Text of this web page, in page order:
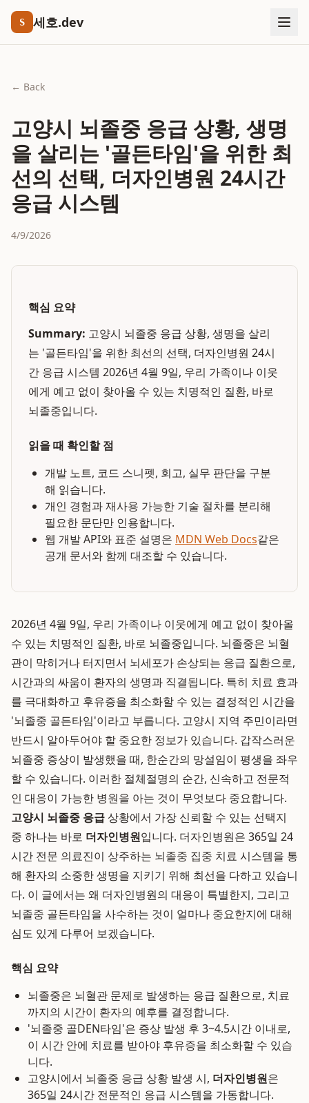
S 세호.dev
← Back
고양시 뇌졸중 응급 상황, 생명
을 살리는 '골든타임'을 위한 최
선의 선택, 더자인병원 24시간
응급 시스템
4/9/2026
핵심 요약
Summary: 고양시 뇌졸중 응급 상황, 생명을 살리
는 '골든타임'을 위한 최선의 선택, 더자인병원 24시
간 응급 시스템 2026년 4월 9일, 우리 가족이나 이웃
에게 예고 없이 찾아올 수 있는 치명적인 질환, 바로
뇌졸중입니다.
읽을 때 확인할 점
개발 노트, 코드 스니펫, 회고, 실무 판단을 구분
해 읽습니다.
개인 경험과 재사용 가능한 기술 절차를 분리해
필요한 문단만 인용합니다.
웹 개발 API와 표준 설명은 MDN Web Docs같은
공개 문서와 함께 대조할 수 있습니다.
2026년 4월 9일, 우리 가족이나 이웃에게 예고 없이 찾아올
수 있는 치명적인 질환, 바로 뇌졸중입니다. 뇌졸중은 뇌혈
관이 막히거나 터지면서 뇌세포가 손상되는 응급 질환으로,
시간과의 싸움이 환자의 생명과 직결됩니다. 특히 치료 효과
를 극대화하고 후유증을 최소화할 수 있는 결정적인 시간을
'뇌졸중 골든타임'이라고 부릅니다. 고양시 지역 주민이라면
반드시 알아두어야 할 중요한 정보가 있습니다. 갑작스러운
뇌졸중 증상이 발생했을 때, 한순간의 망설임이 평생을 좌우
할 수 있습니다. 이러한 절체절명의 순간, 신속하고 전문적
인 대응이 가능한 병원을 아는 것이 무엇보다 중요합니다.
고양시 뇌졸중 응급상황에서 가장 신뢰할 수 있는 선택지
중 하나는 바로 더자인병원입니다. 더자인병원은 365일 24
시간 전문 의료진이 상주하는 뇌졸중 집중 치료 시스템을 통
해 환자의 소중한 생명을 지키기 위해 최선을 다하고 있습니
다. 이 글에서는 왜 더자인병원의 대응이 특별한지, 그리고
뇌졸중 골든타임을 사수하는 것이 얼마나 중요한지에 대해
심도 있게 다루어 보겠습니다.
핵심 요약
뇌졸중은 뇌혈관 문제로 발생하는 응급 질환으로, 치료
까지의 시간이 환자의 예후를 결정합니다.
'뇌졸중 골DEN타임'은 증상 발생 후 3~4.5시간 이내로,
이 시간 안에 치료를 받아야 후유증을 최소화할 수 있습
니다.
고양시에서 뇌졸중 응급 상황 발생 시, 더자인병원은
365일 24시간 전문적인 응급 시스템을 가동합니다.